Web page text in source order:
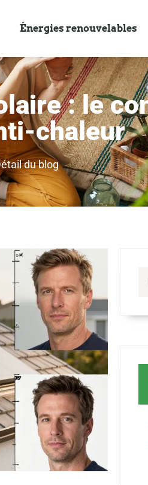
Énergies renouvelables
: le
chaleur
du blog